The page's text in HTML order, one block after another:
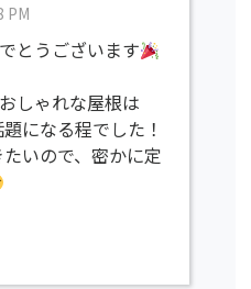
PM
とうございます
しゃれな屋根は
になる程でした！
いので、密かに定